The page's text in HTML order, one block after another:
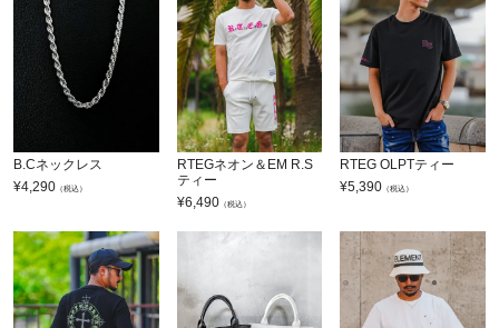
B.Cネックレス
¥4,290 （税込）
RTEGネオン＆EM R.S
ティー
¥6,490（税込）
RTEG OLPTティー
¥5,390 （税込）